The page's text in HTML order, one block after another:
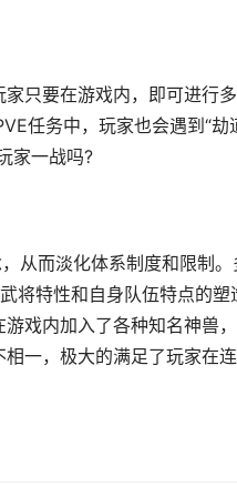
只要在游戏内，即可进行
任务中，玩家也会遇到“劫
家一战吗?
从而淡化体系制度和限制。
将特性和自身队伍特点的塑
戏内加入了各种知名神兽
一，极大的满足了玩家在